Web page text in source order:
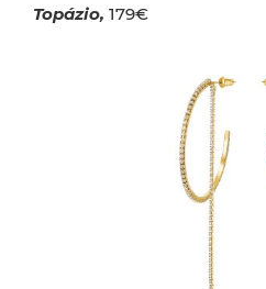
Topázio, 179€